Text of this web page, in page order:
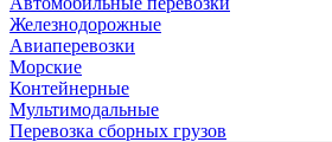
Железнодорожные
Авиаперевозки
Морские
Контейнерные
Мультимодальные
Перевозка сборных грузов